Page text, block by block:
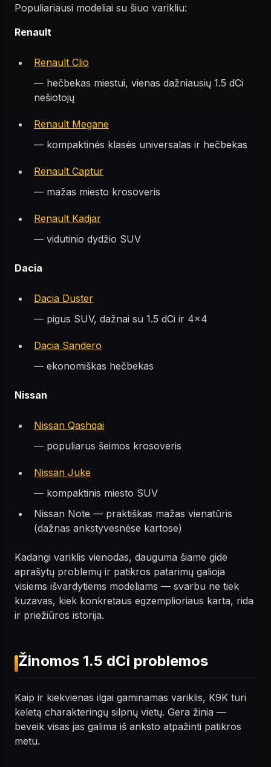
Populiariausi modeliai su šiuo varikliu:
Renault
Renault Clio
— hečbekas miestui, vienas dažniausių 1.5 dCi
nešiotojų
Renault Megane
— kompaktinės klasės universalas ir hečbekas
Renault Captur
— mažas miesto krosoveris
Renault Kadjar
— vidutinio dydžio SUV
Dacia
Dacia Duster
— pigus SUV, dažnai su 1.5 dCi ir 4×4
Dacia Sandero
— ekonomiškas hečbekas
Nissan
Nissan Qashqai
— populiarus šeimos krosoveris
Nissan Juke
— kompaktinis miesto SUV
Nissan Note — praktiškas mažas vienatūris
(dažnas ankstyvesnėse kartose)
Kadangi variklis vienodas, dauguma šiame gide
aprašytų problemų ir patikros patarimų galioja
visiems išvardytiems modeliams — svarbu ne tiek
kuzavas, kiek konkretaus egzemplioriaus karta, rida
ir priežiūros istorija.
Žinomos 1.5 dCi problemos
Kaip ir kiekvienas ilgai gaminamas variklis, K9K turi
keletą charakteringų silpnų vietų. Gera žinia —
beveik visas jas galima iš anksto atpažinti patikros
metu.